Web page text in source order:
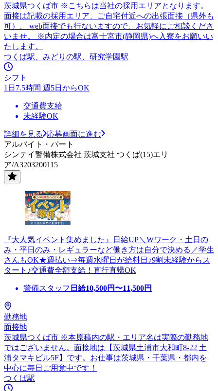
茨城県つくば市 ※こちらは当社の採用エリアとなります。
面接は記載の採用エリア、ご自宅付近への出張面接（県外も
可）、 web面接でも行ないますので、お気軽にご相談くださ
いませ。 ※内定の場合は富士宮市(静岡県)へ入寮をお願いい
たします。
つくば駅、みどりの駅、研究学園駅
シフト
1日7.5時間 週5日からOK
交通費支給
未経験OK
詳細を見る
応募画面に進む
アルバイト・パート
シンテイ警備株式会社 茨城支社 つくば(15)エリ
ア/A3203200115
『大人気イベント集めました』日給UP＼Wワーク・土日の
み・平日のみ・レギュラーなど働き方は自分で決める／学生
さんもOK★週払い⇒毎週水曜日が給料日♪9割未経験からス
タート♪交通費全額支給！直行直帰OK
警備スタッフ 日給10,500円〜11,500円
勤務地
面接地
茨城県つくば市 ※本原稿内の駅・エリア名は実際の勤務地
ではございません。面接地は【茨城県土浦市大和町8-22 土
浦タマキビル5F】です。お仕事は茨城県・千葉県・都内を
中心に毎日ご用意中です！
つくば駅